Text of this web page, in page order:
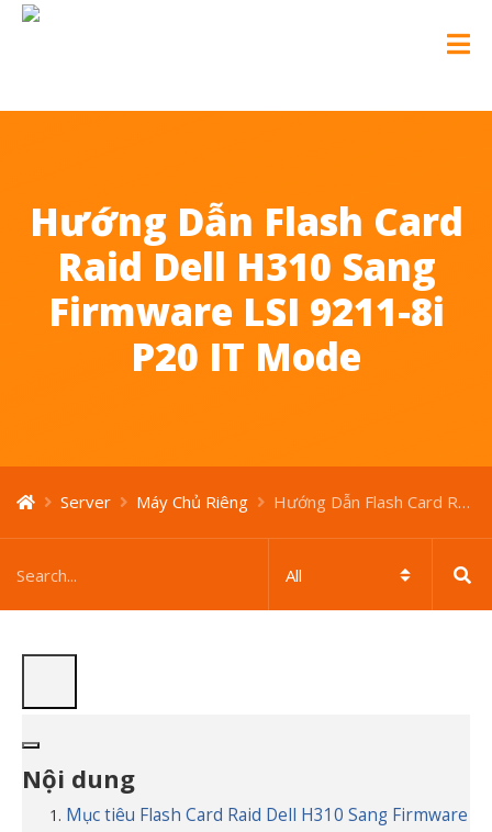
Hướng Dẫn Flash Card
Raid Dell H310 Sang
Firmware LSI 9211-8i
P20 IT Mode
Server Máy Chủ Riêng Hướng Dẫn Flash Card Raid Dell H310 Sang Firmware LSI 9211-8i P20 IT Mode
Nội dung
Mục tiêu Flash Card Raid Dell H310 Sang Firmware